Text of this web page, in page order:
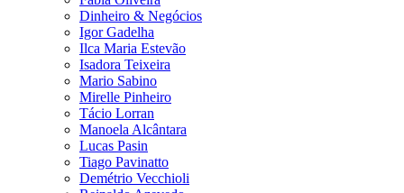
Dinheiro & Negócios
Igor Gadelha
Ilca Maria Estevão
Isadora Teixeira
Mario Sabino
Mirelle Pinheiro
Tácio Lorran
Manoela Alcântara
Lucas Pasin
Tiago Pavinatto
Demétrio Vecchioli